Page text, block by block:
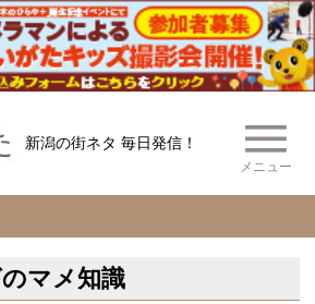
新潟の街ネタ 毎日発信！
メニュー
マメ知識